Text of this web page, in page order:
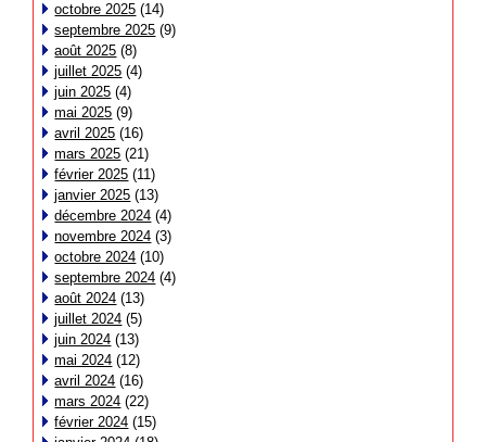
octobre 2025 (14)
septembre 2025 (9)
août 2025 (8)
juillet 2025 (4)
juin 2025 (4)
mai 2025 (9)
avril 2025 (16)
mars 2025 (21)
février 2025 (11)
janvier 2025 (13)
décembre 2024 (4)
novembre 2024 (3)
octobre 2024 (10)
septembre 2024 (4)
août 2024 (13)
juillet 2024 (5)
juin 2024 (13)
mai 2024 (12)
avril 2024 (16)
mars 2024 (22)
février 2024 (15)